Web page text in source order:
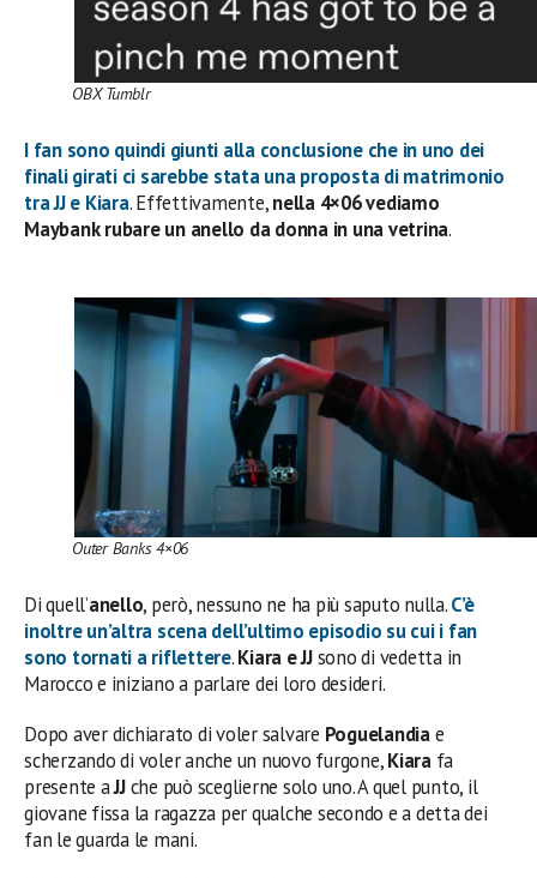
OBX Tumblr
I fan sono quindi giunti alla conclusione che in uno dei
finali girati ci sarebbe stata unaproposta di matrimonio
tra JJ e Kiara. Effettivamente,nella 4×06 vediamo
Maybank rubare un anello da donna in una vetrina.
Outer Banks 4×06
Di quell’anello, però, nessuno ne ha più saputo nulla.C’è
inoltre un’altra scena dell’ultimo episodio su cui i fan
sono tornati a riflettere.Kiara e JJsono di vedetta in
Marocco e iniziano a parlare dei loro desideri.
Dopo aver dichiarato di voler salvare Poguelandiae
scherzando di voler anche un nuovo furgone,Kiarafa
presente aJJche può sceglierne solo uno. A quel punto, il
giovane fissa la ragazza per qualche secondo e a detta dei
fan le guarda le mani.